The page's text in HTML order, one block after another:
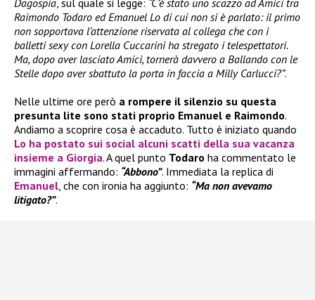
Dagospia, sul quale si legge: “C’è stato uno scazzo ad Amici tra
Raimondo Todaro ed Emanuel Lo di cui non si è parlato: il primo
non sopportava l’attenzione riservata al collega che con i
balletti sexy con Lorella Cuccarini ha stregato i telespettatori.
Ma, dopo aver lasciato Amici, tornerà davvero a Ballando con le
Stelle dopo aver sbattuto la porta in faccia a Milly Carlucci?”.
Nelle ultime ore però a rompere il silenzio su questa
presunta lite sono stati proprio Emanuel e Raimondo.
Andiamo a scoprire cosa è accaduto. Tutto è iniziato quando
Lo ha postato sui social alcuni scatti della sua vacanza
insieme a Giorgia. A quel punto Todaro ha commentato le
immagini affermando: “Abbono”. Immediata la replica di
Emanuel, che con ironia ha aggiunto: “Ma non avevamo
litigato?”.